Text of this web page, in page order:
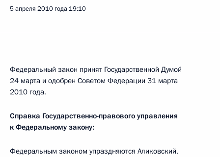
5 апреля 2010 года 19:10
Федеральный закон принят Государственной Думой
24 марта и одобрен Советом Федерации 31 марта
2010 года.
Справка Государственно-правового управления
к Федеральному закону:
Федеральным законом упраздняются Аликовский,